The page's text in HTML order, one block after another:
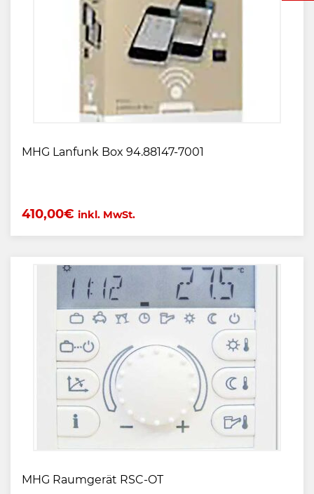
MHG Lanfunk Box 94.88147-7001
410,00€ inkl. MwSt.
MHG Raumgerät RSC-OT